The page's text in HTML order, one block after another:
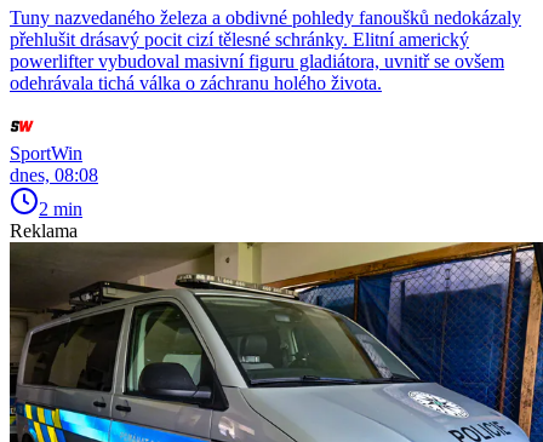
Tuny nazvedaného železa a obdivné pohledy fanoušků nedokázaly
přehlušit drásavý pocit cizí tělesné schránky. Elitní americký
powerlifter vybudoval masivní figuru gladiátora, uvnitř se ovšem
odehrávala tichá válka o záchranu holého života.
SportWin
dnes, 08:08
2 min
Reklama